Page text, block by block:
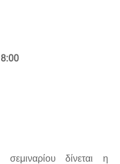
δίνεται η